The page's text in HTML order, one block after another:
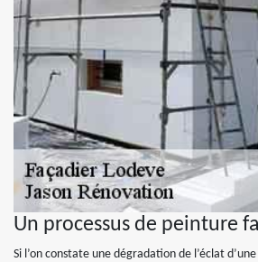
Un processus de peinture
Si l’on constate une dégradation de l’éclat